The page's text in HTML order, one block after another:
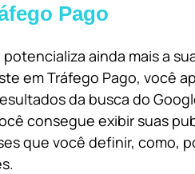
Pago
potencializa ainda mais a
em Tráfego Pago, você
da busca do
consegue exibir suas
que você definir, como,